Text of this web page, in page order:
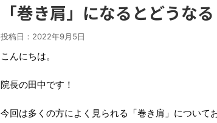
「巻き肩」になるとどうな
投稿日： 2022年9月5日
こんにちは。
院長の田中です！
今回は多くの方によく見られる「巻き肩」について